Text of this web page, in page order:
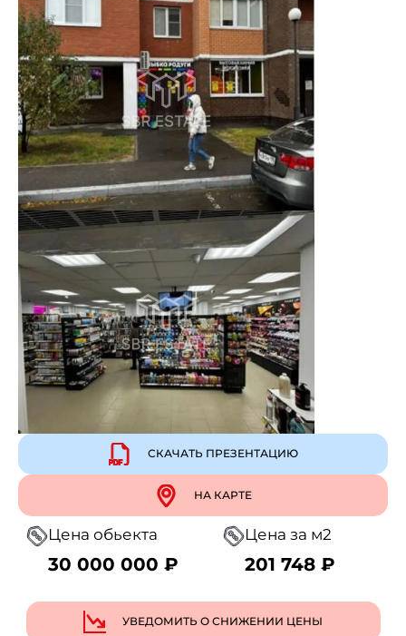
СКАЧАТЬ ПРЕЗЕНТАЦИЮ
НА КАРТЕ
Цена обьекта
30 000 000 ₽
Цена за м2
201 748 ₽
УВЕДОМИТЬ О СНИЖЕНИИ ЦЕНЫ